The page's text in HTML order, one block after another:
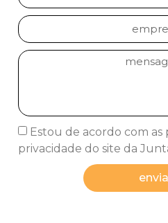
Estou de acordo com as
privacidade do site da